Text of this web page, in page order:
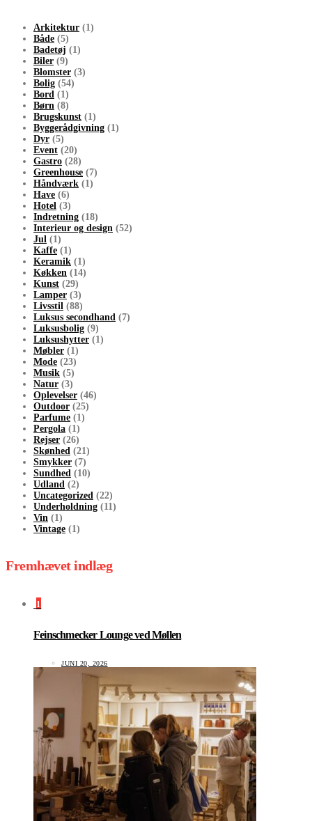
Arkitektur (1)
Både (5)
Badetøj (1)
Biler (9)
Blomster (3)
Bolig (54)
Bord (1)
Børn (8)
Brugskunst (1)
Byggerådgivning (1)
Dyr (5)
Event (20)
Gastro (28)
Greenhouse (7)
Håndværk (1)
Have (6)
Hotel (3)
Indretning (18)
Interieur og design (52)
Jul (1)
Kaffe (1)
Keramik (1)
Køkken (14)
Kunst (29)
Lamper (3)
Livsstil (88)
Luksus secondhand (7)
Luksusbolig (9)
Luksushytter (1)
Møbler (1)
Mode (23)
Musik (5)
Natur (3)
Oplevelser (46)
Outdoor (25)
Parfume (1)
Pergola (1)
Rejser (26)
Skønhed (21)
Smykker (7)
Sundhed (10)
Udland (2)
Uncategorized (22)
Underholdning (11)
Vin (1)
Vintage (1)
Fremhævet indlæg
1
Feinschmecker Lounge ved Møllen
JUNI 20, 2026